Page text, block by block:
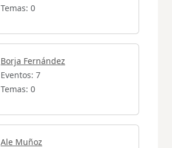
Temas: 0
Borja Fernández
Eventos: 7
Temas: 0
Ale Muñoz